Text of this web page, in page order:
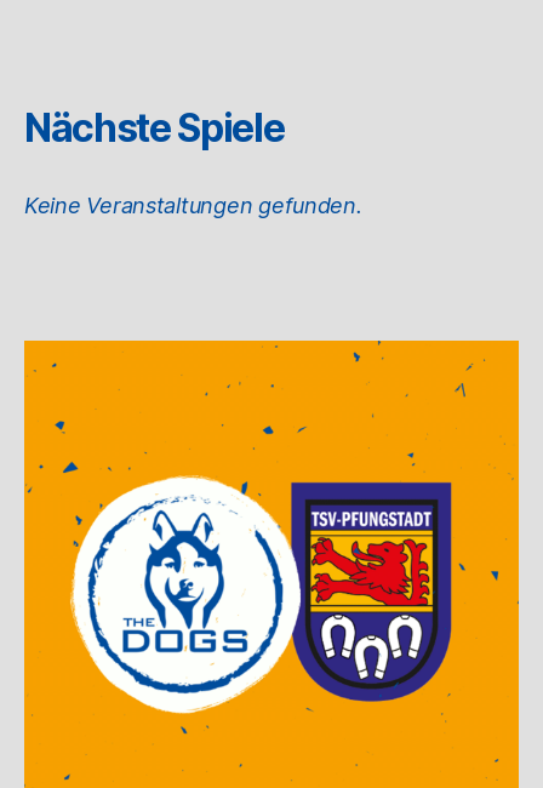
Nächste Spiele
Keine Veranstaltungen gefunden.